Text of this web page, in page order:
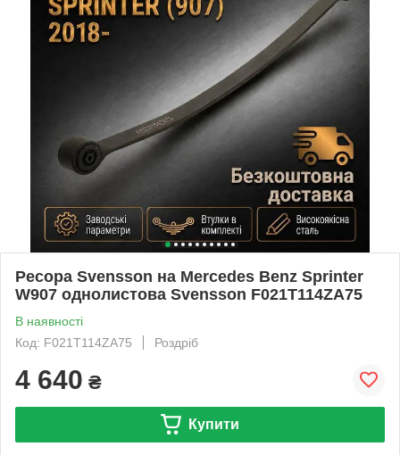
Ресора Svensson на Mercedes Benz Sprinter
W907 однолистова Svensson F021T114ZA75
В наявності
Код: F021T114ZA75
Роздріб
4 640 ₴
Купити